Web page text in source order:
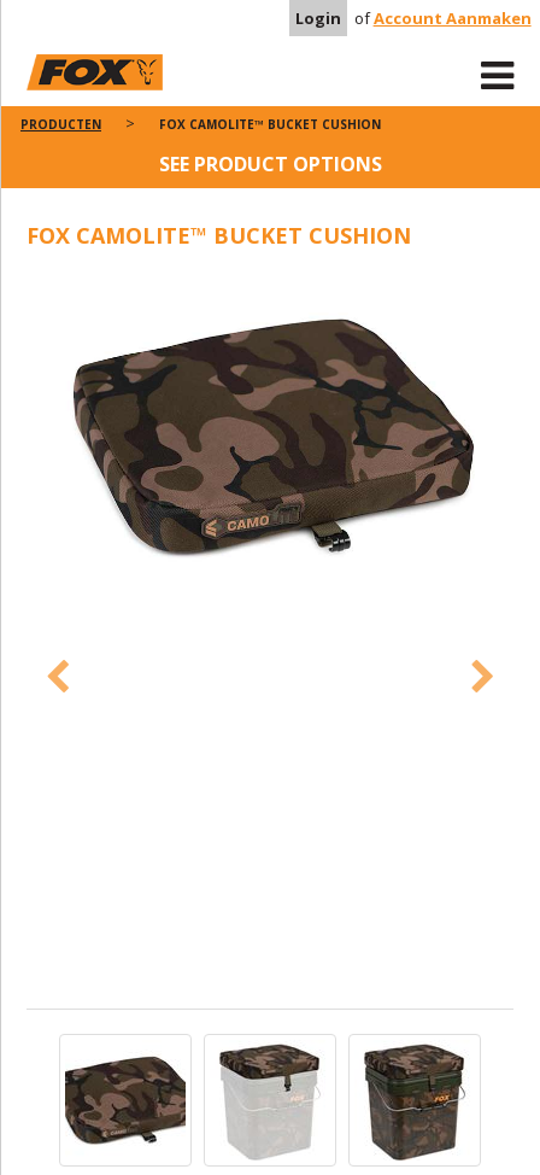
Login ofAccount Aanmaken
PRODUCTEN FOX CAMOLITE™ BUCKET CUSHION
SEE PRODUCT OPTIONS
FOX CAMOLITE™ BUCKET CUSHION